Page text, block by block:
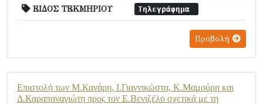
ΕΙΔΟΣ ΤΕΚΜΗΡΙΟΥ Τηλεγράφημα
Προβολή
Επιστολή των Μ.Κανάρη, Ι.Γιαννικώστα, Κ.Μαμούρη και
Δ.Καραπαναγιώτη προς τον Ε.Βενιζέλο σχετικά με τη